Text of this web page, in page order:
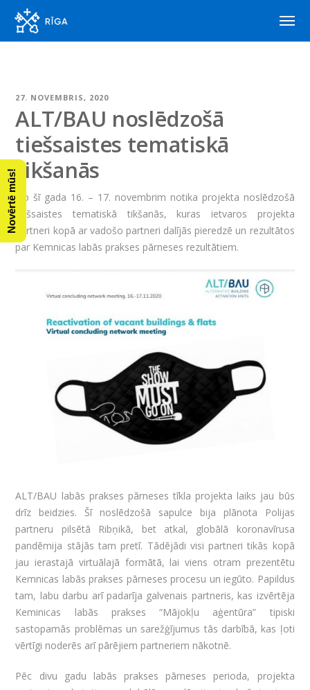
27. NOVEMBRIS, 2020
ALT/BAU noslēdzošā
tiešsaistes tematiskā
tikšanās
No šī gada 16. – 17. novembrim notika projekta noslēdzošā
tiešsaistes tematiskā tikšanās, kuras ietvaros projekta
partneri kopā ar vadošo partneri dalījās pieredzē un rezultātos
par Kemnicas labās prakses pārneses rezultātiem.
ALT/BAU labās prakses pārneses tīkla projekta laiks jau būs
drīz beidzies. Šī noslēdzošā sapulce bija plānota Polijas
partneru pilsētā Ribņikā, bet atkal, globālā koronavīrusa
pandēmija stājās tam pretī. Tādējādi visi partneri tikās kopā
jau ierastajā virtuālajā formātā, lai viens otram prezentētu
Kemnicas labās prakses pārneses procesu un iegūto. Papildus
tam, labu darbu arī padarīja galvenais partneris, kas izvērtēja
Keminicas labās prakses “Mājokļu aģentūra” tipiski
sastopamās problēmas un sarežģījumus tās darbībā, kas ļoti
vērtīgi noderēs arī pārējiem partneriem nākotnē.
Pēc divu gadu labās prakses pārneses perioda, projekta
Novērtē mūs!